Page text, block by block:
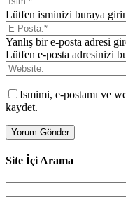
Lütfen isminizi buraya
Yanlış bir e-posta adresi
Lütfen e-posta adresinizi
Ismimi, e-postamı ve
kaydet.
Site İçi Arama